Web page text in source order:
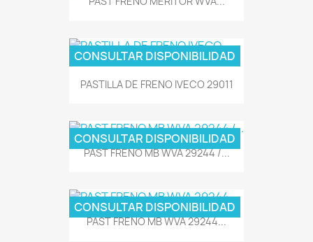
PASTILLA DE FRENO IVECO 29011
CONSULTAR DISPONIBILIDAD
PAST FRENO MB WVA 29244 /...
CONSULTAR DISPONIBILIDAD
PAST FRENO MB WVA 29244...
CONSULTAR DISPONIBILIDAD